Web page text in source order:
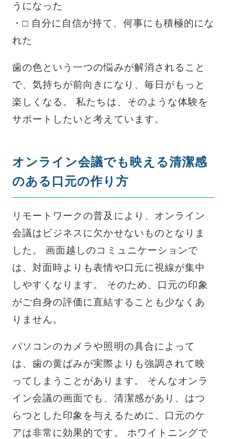
うになった
・□ 自分に自信が持て、何事にも積極的にな
れた
歯の色という一つの悩みが解消されること
で、気持ちが前向きになり、毎日がもっと
楽しくなる。 私たちは、そのような体験を
サポートしたいと考えています。
オンライン会議でも映える清潔感
のある口元の作り方
リモートワークの普及により、オンライン
会議はビジネスに欠かせないものとなりま
した。 画面越しのコミュニケーションで
は、対面時よりも表情や口元に視線が集中
しやすくなります。 そのため、口元の印象
がご自身の評価に直結することも少なくあ
りません。
パソコンのカメラや照明の具合によって
は、歯の黄ばみが実際よりも強調されて映
ってしまうことがあります。 そんなオンラ
イン会議の画面でも、清潔感があり、はつ
らつとした印象を与えるために、口元のケ
アは非常に効果的です。 ホワイトニングで